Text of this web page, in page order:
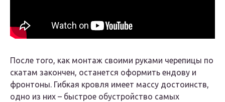
После того, как монтаж своими руками черепицы по
скатам закончен, останется оформить ендову и
фронтоны. Гибкая кровля имеет массу достоинств,
одно из них – быстрое обустройство самых